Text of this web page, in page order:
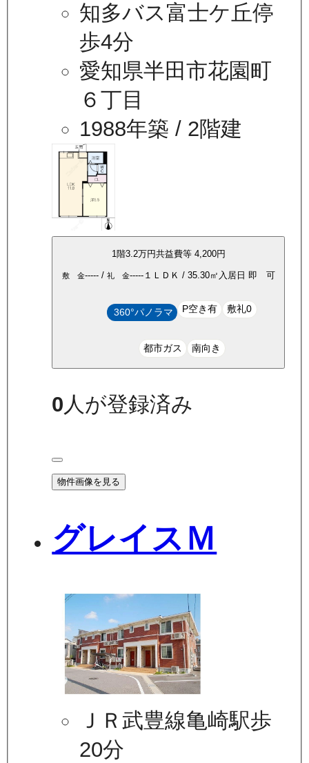
知多バス富士ケ丘停
歩4分
愛知県半田市花園町
６丁目
1988年築 / 2階建
1階3.2万円共益費等 4,200円
敷 金-----/ 礼 金-----１ＬＤＫ / 35.30㎡ 入居日 即 可
360°パノラマ P空き有 敷礼0
都市ガス 南向き
0人が登録済み
物件画像を見る
グレイスＭ
ＪＲ武豊線亀崎駅歩
20分